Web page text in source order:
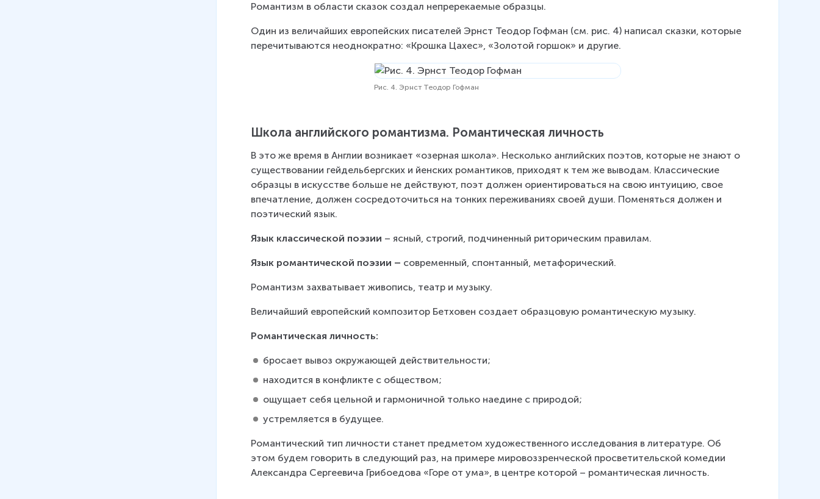
Романтизм в области сказок создал непререкаемые образцы.
Один из величайших европейских писателей Эрнст Теодор Гофман (см. рис. 4) написал сказки, которые
перечитываются неоднократно: «Крошка Цахес», «Золотой горшок» и другие.
Рис. 4. Эрнст Теодор Гофман
Школа английского романтизма. Романтическая личность
В это же время в Англии возникает «озерная школа». Несколько английских поэтов, которые не знают о
существовании гейдельбергских и йенских романтиков, приходят к тем же выводам. Классические
образцы в искусстве больше не действуют, поэт должен ориентироваться на свою интуицию, свое
впечатление, должен сосредоточиться на тонких переживаниях своей души. Поменяться должен и
поэтический язык.
Язык классической поэзии – ясный, строгий, подчиненный риторическим правилам.
Язык романтической поэзии – современный, спонтанный, метафорический.
Романтизм захватывает живопись, театр и музыку.
Величайший европейский композитор Бетховен создает образцовую романтическую музыку.
Романтическая личность:
бросает вывоз окружающей действительности;
находится в конфликте с обществом;
ощущает себя цельной и гармоничной только наедине с природой;
устремляется в будущее.
Романтический тип личности станет предметом художественного исследования в литературе. Об
этом будем говорить в следующий раз, на примере мировоззренческой просветительской комедии
Александра Сергеевича Грибоедова «Горе от ума», в центре которой – романтическая личность.